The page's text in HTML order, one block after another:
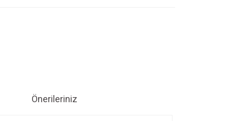
Önerileriniz